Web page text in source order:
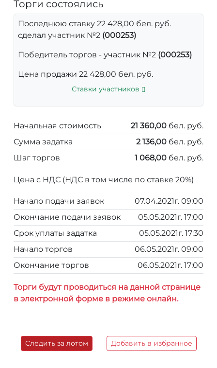
Торги состоялись
Последнюю ставку 22 428,00 бел. руб.
сделал участник №2 (000253)
Победитель торгов - участник №2 (000253)
Цена продажи 22 428,00 бел. руб.
Ставки участников
Начальная стоимость 21 360,00 бел. руб.
Сумма задатка
2 136,00 бел. руб.
Шаг торгов
1 068,00 бел. руб.
Цена с НДС (НДС в том числе по ставке 20%)
Начало подачи заявок
07.04.2021г. 09:00
Окончание подачи заявок
05.05.2021г. 17:00
Срок уплаты задатка
05.05.2021г. 17:30
Начало торгов
06.05.2021г. 09:00
Окончание торгов
06.05.2021г. 17:00
Торги будут проводиться на данной странице
в электронной форме в режиме онлайн.
Следить за лотом Добавить в избранное